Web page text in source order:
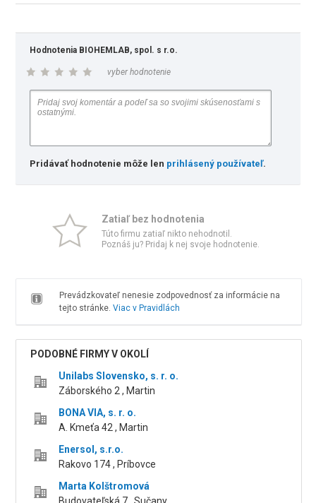
Hodnotenia BIOHEMLAB, spol. s r.o.
vyber hodnotenie
Pridávať hodnotenie môže len prihlásený používateľ.
Zatiaľ bez hodnotenia
Túto firmu zatiaľ nikto nehodnotil.
Poznáš ju? Pridaj k nej svoje hodnotenie.
Prevádzkovateľ nenesie zodpovednosť za informácie na
tejto stránke. Viac v Pravidlách
PODOBNÉ FIRMY V OKOLÍ
Unilabs Slovensko, s. r. o.
Záborského 2 , Martin
BONA VIA, s. r. o.
A. Kmeťa 42 , Martin
Enersol, s.r.o.
Rakovo 174 , Príbovce
Marta Kolštromová